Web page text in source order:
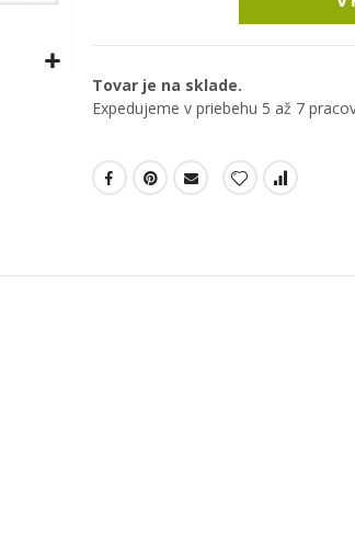
Tovar je na sklade.
Expedujeme v priebehu 5 až 7